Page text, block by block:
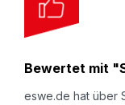
Bewertet mit
eswe.de hat über